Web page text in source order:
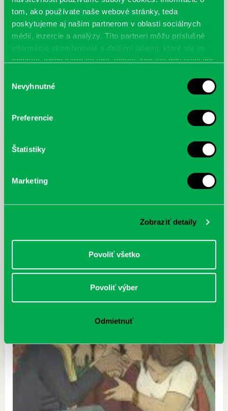
tom, ako používate naše webové stránky, teda
poskytujeme aj našim partnerom v oblasti sociálnych
médií, inzercie a analýzy. Títo partneri môžu príslušné
informácie skombinovať s ďalšími údajmi, ktoré ste im
poskytli, alebo ktoré od vás získali, keď ste používali ich
súhlasu
Nevyhnutné
Preferencie
Štatistiky
Marketing
Zobraziť detaily
Povoliť všetko
Povoliť výber
Odmietnuť